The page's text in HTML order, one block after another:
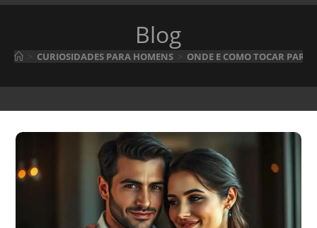
Blog
CURIOSIDADES PARA HOMENS ONDE E COMO TOCAR